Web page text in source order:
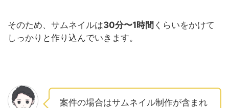
そのため、サムネイルは30分〜1時間 くらいをかけて
しっかりと作り込んでいきます。
案件の場合はサムネイル制作が含まれ